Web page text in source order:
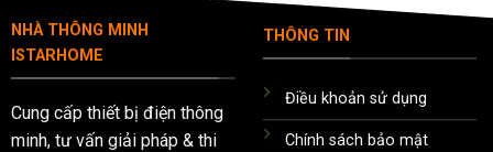
NHÀ THÔNG MINH
ISTARHOME
Cung cấp thiết bị điện thông
minh, tư vấn giải pháp & thi
THÔNG TIN
Điều khoản sử dụng
Chính sách bảo mật